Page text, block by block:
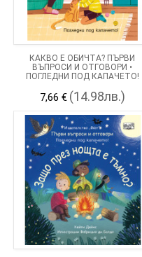
КАКВО Е ОБИЧТА? ПЪРВИ
ВЪПРОСИ И ОТГОВОРИ •
ПОГЛЕДНИ ПОД КАПАЧЕТО!
7,66 € (14.98лв.)